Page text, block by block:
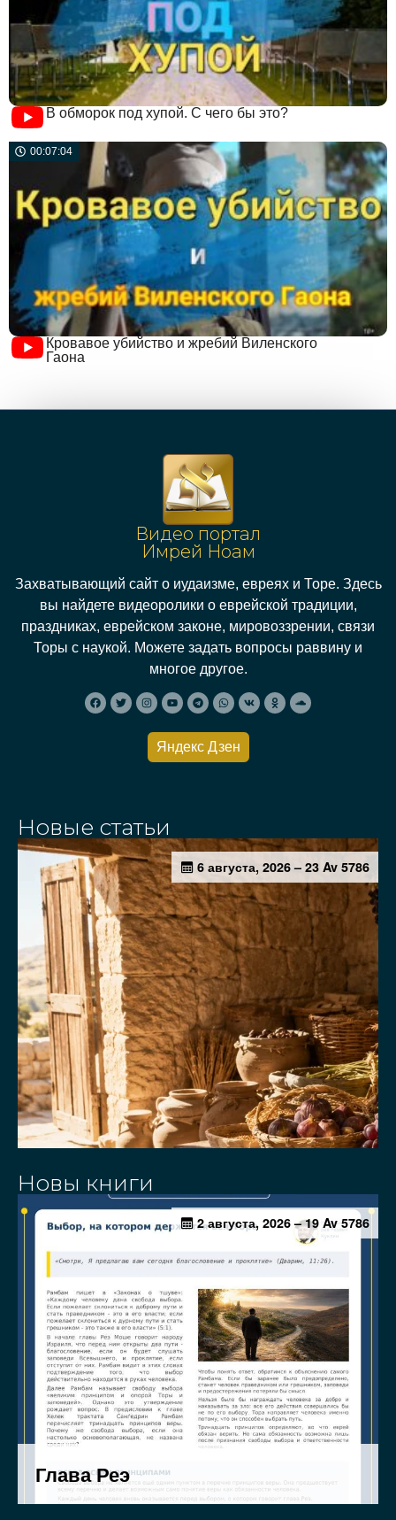
В обморок под хупой. С чего бы это?
00:07:04
Кровавое убийство и жребий Виленского
Гаона
Видео портал
Имрей Ноам
Захватывающий сайт о иудаизме, евреях и Торе. Здесь
вы найдете видеоролики о еврейской традиции,
праздниках, еврейском законе, мировоззрении, связи
Торы с наукой. Можете задать вопросы раввину и
многое другое.
Яндекс Дзен
Новые статьи
Новы книги